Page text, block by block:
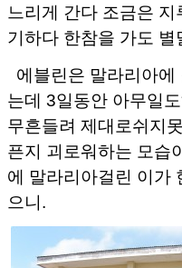
느리게 간다 조금은
기하다 한참을 가도
에블린은 말라리아
는데 3일동안 아무일
무흔들려 제대로쉬지
픈지 괴로워하는 모습
에 말라리아걸린 이가
으니.